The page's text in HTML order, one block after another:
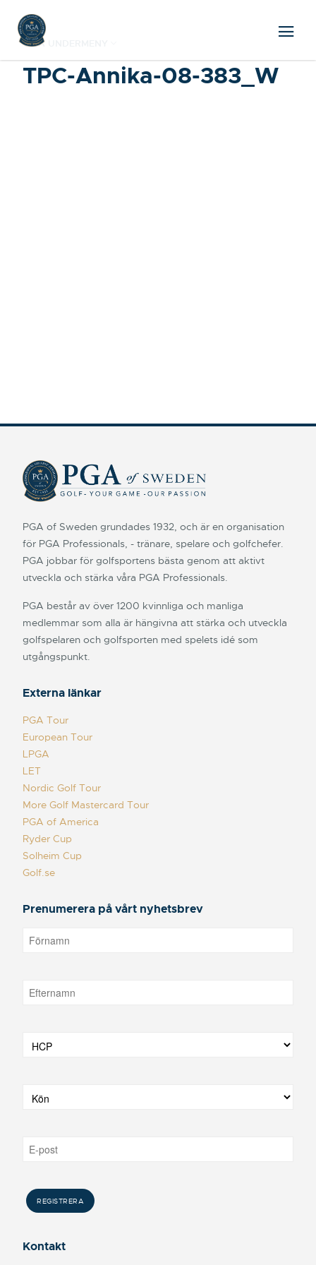
VISA UNDERMENY
TPC-Annika-08-383_W
PGA of Sweden grundades 1932, och är en organisation
för PGA Professionals, - tränare, spelare och golfchefer.
PGA jobbar för golfsportens bästa genom att aktivt
utveckla och stärka våra PGA Professionals.
PGA består av över 1200 kvinnliga och manliga
medlemmar som alla är hängivna att stärka och utveckla
golfspelaren och golfsporten med spelets idé som
utgångspunkt.
Externa länkar
PGA Tour
European Tour
LPGA
LET
Nordic Golf Tour
More Golf Mastercard Tour
PGA of America
Ryder Cup
Solheim Cup
Golf.se
Prenumerera på vårt nyhetsbrev
Kontakt